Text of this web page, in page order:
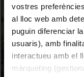
vostres
al lloc web amb
puguin diferenciar
usuaris), amb
interactueu amb el
màrqueting